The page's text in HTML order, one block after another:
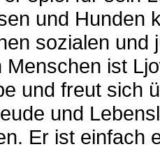
und Hunden
sozialen und
ist
und freut sich
und
Er ist einfach